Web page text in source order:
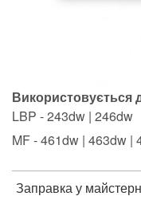
Використовується
LBP - 243dw | 246dw
MF - 461dw | 463dw |
Заправка у